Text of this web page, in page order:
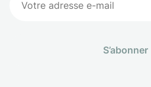
S’abonner